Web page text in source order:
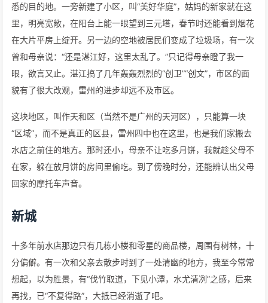
悉的目的地。一旁新建了小区，叫“美好华庭”，姑妈的新家就在这
里，明亮宽敞，在阳台上能一眼望到三元塔，春节时还能看到烟花
在大片平房上绽开。另一边的空地被居民们变成了垃圾场，有一次
曾和母亲说：“还是湛江好，这里太乱了。”只记得母亲瞪了我一
眼，欲言又止。湛江搞了几年轰轰烈烈的“创卫”“创文”，市区的面
貌有了很大改观，雷州的进步却远不及市区。
这块地区，叫作天和区（当然不是广州的天河区），只能算一块
“区域”，而不是真正的区县，雷州四中也在这里，也是我们家搬去
水店之前住的地方。那时还小，母亲不让吃多月饼，我就趁父母不
在家，躲在放月饼的房间里偷吃。到了傍晚时分，还能辨认出父母
回家的摩托车声音。
新城
十多年前水店那边只有几栋小楼和零星的商品楼，周围有树林，十
分偏僻。有一次和父亲去散步时到了一处清幽的地方，我至今常常
想起，以为胜景，有“伐竹取道，下见小潭，水尤清冽”之感，后来
再找，已“不复得路”，大抵已经消逝了吧。